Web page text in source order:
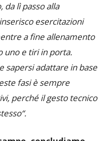
esercitazioni
a fine allenamento
uno etiri in porta.
sapersi adattare in base
fasiè sempre
i, perché ilgesto tecnico
“.